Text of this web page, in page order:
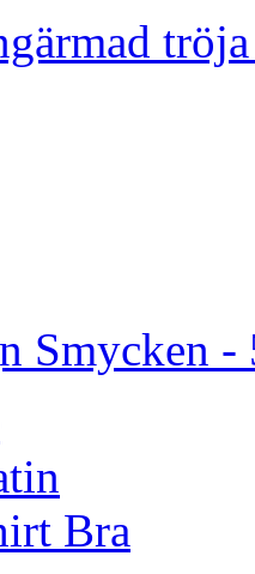
Smycken -